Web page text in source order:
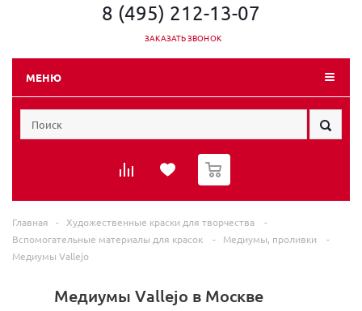
8 (495) 212-13-07
ЗАКАЗАТЬ ЗВОНОК
МЕНЮ
0
Главная - Художественные краски для творчества
-
Вспомогательные материалы для красок
- Медиумы, проливки
-
Медиумы Vallejo
Медиумы Vallejo в Москве